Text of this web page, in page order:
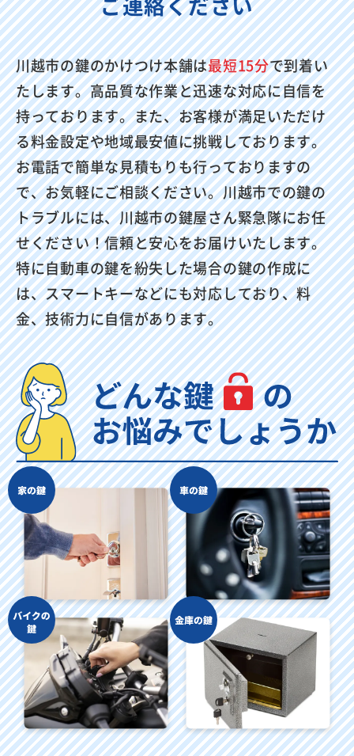
川越市の鍵のかけつけ本舗は最短15分で到着い
たします。高品質な作業と迅速な対応に自信を
持っております。また、お客様が満足いただけ
る料金設定や地域最安値に挑戦しております。
お電話で簡単な見積もりも行っておりますの
で、お気軽にご相談ください。川越市での鍵の
トラブルには、川越市の鍵屋さん緊急隊にお任
せください！信頼と安心をお届けいたします。
特に自動車の鍵を紛失した場合の鍵の作成に
は、スマートキーなどにも対応しており、料
金、技術力に自信があります。